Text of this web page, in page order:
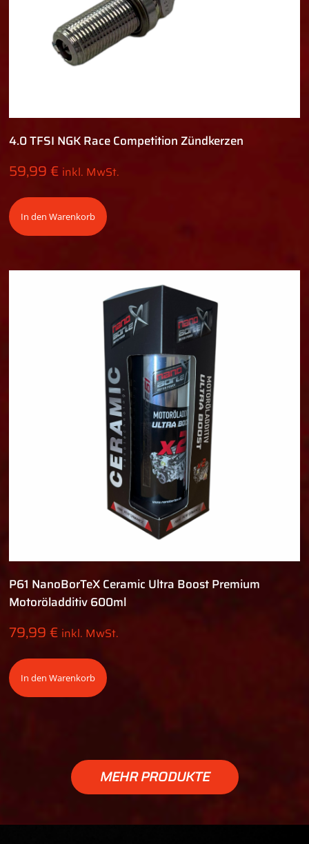
4.0 TFSI NGK Race Competition Zündkerzen
59,99€ inkl. MwSt.
In den Warenkorb
P61 NanoBorTeX Ceramic Ultra Boost Premium
Motoröladditiv 600ml
79,99€ inkl. MwSt.
In den Warenkorb
MEHR PRODUKTE